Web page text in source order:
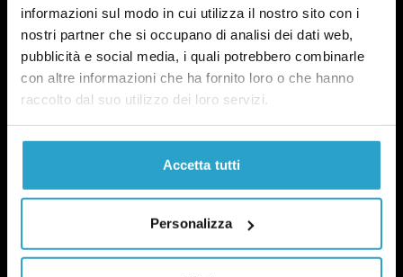
informazioni sul modo in cui utilizza il nostro sito con i
nostri partner che si occupano di analisi dei dati web,
pubblicità e social media, i quali potrebbero combinarle
con altre informazioni che ha fornito loro o che hanno
raccolto dal suo utilizzo dei loro servizi.
Accetta tutti
Personalizza
NEWSLETTER
POLITICA DI UN CERTO GENERE
OGNI MARTEDÌ
In questa newsletter proviamo a capire perché le
questioni di genere sono anche una questione